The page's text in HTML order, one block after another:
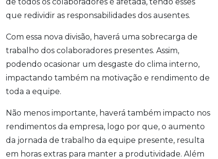
que redividir as responsabilidades dos ausentes.
Com essa nova divisão, haverá uma sobrecarga de
trabalho dos colaboradores presentes. Assim,
podendo ocasionar um desgaste do clima interno,
impactando também na motivação e rendimento de
toda a equipe.
Não menos importante, haverá também impacto nos
rendimentos da empresa, logo por que, o aumento
da jornada de trabalho da equipe presente, resulta
em horas extras para manter a produtividade. Além